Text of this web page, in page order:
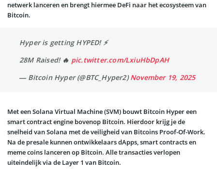
netwerk lanceren en brengt hiermee DeFi naar het ecosysteem van
Bitcoin.
Hyper is getting HYPED! ⚡️
28M Raised! 🔥 pic.twitter.com/LxiuHbDpAH
— Bitcoin Hyper (@BTC_Hyper2)November 19, 2025
Met een Solana Virtual Machine (SVM) bouwt Bitcoin Hyper een
smart contract engine bovenop Bitcoin. Hierdoor krijg je de
snelheid van Solana met de veiligheid van Bitcoins Proof-Of-Work.
Na de presale kunnen ontwikkelaars dApps, smart contracts en
meme coins lanceren op Bitcoin. Alle transacties verlopen
uiteindelijk via de Layer 1 van Bitcoin.